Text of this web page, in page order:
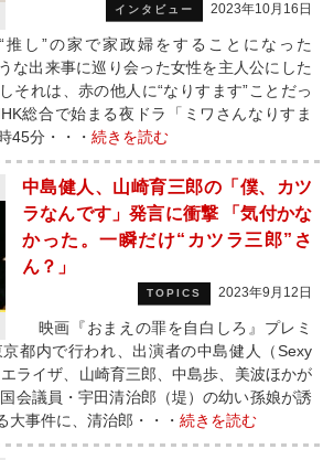
インタビュー 2023年10月16日
し”の家で家政婦をすることになった
出来事に巡り会った女性を主人公にした
それは、赤の他人に“なりすます”ことだっ
総合で始まる夜ドラ「ミワさんなりすま
45分・・・ 続きを読む
中島健人、山崎育三郎の「僕、カツ
ラなんです」発言に衝撃 「気付かな
かった。一瞬だけ“カツラ三郎”さ
ん？」
TOPICS 2023年9月12日
映画『おまえの罪を自白しろ』プレミ
都内で行われ、出演者の中島健人（Sexy
ライザ、山崎育三郎、中島歩、美波ほかが
議員・宇田清治郎（堤）の幼い孫娘が誘
大事件に、清治郎・・・ 続きを読む